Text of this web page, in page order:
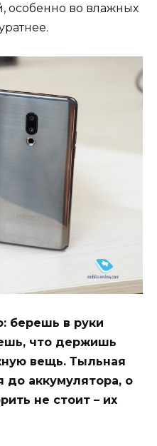
особенно во влажных
берешь в руки
что держишь
вещь. Тыльная
до аккумулятора, о
не стоит – их